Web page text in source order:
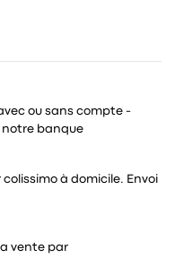
ou sans compte -
banque
colissimo à domicile. Envoi
vente par